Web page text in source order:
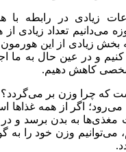
۱۹۹۰ اطلاعات زیادی در
می‌دانیم تعداد زیادی
بخش زیادی از این
کنیم و در عین حال به ما
کاهش دهیم.
که چرا وزن بر می‌گردد؟
اگر از همه غذاها
به بدن برسد و
می‌توانیم وزن خود را به